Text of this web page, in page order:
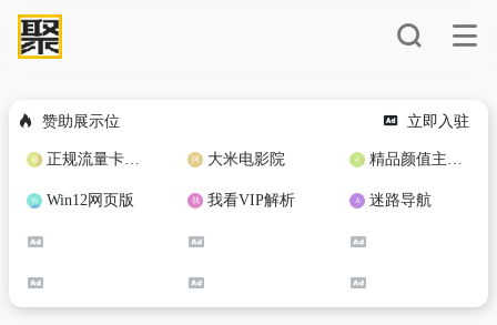
赞助展示位 立即入驻
正规流量卡免费加盟合作 大米电影院 精品颜值主播定制
Win12网页版 我看VIP解析 迷路导航